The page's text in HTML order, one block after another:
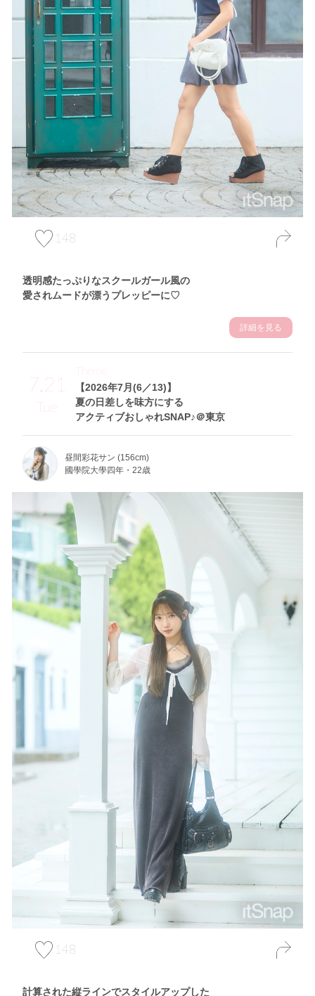
148
透明感たっぷりなスクールガール風の
愛されムードが漂うプレッピーに♡
詳細を見る
7.21
Tue
【2026年7月(6／13)】
夏の日差しを味方にする
アクティブおしゃれSNAP♪＠東京
Theme
昼間彩花サン (156cm)
國學院大學四年・22歳
148
計算された縦ラインでスタイルアップした